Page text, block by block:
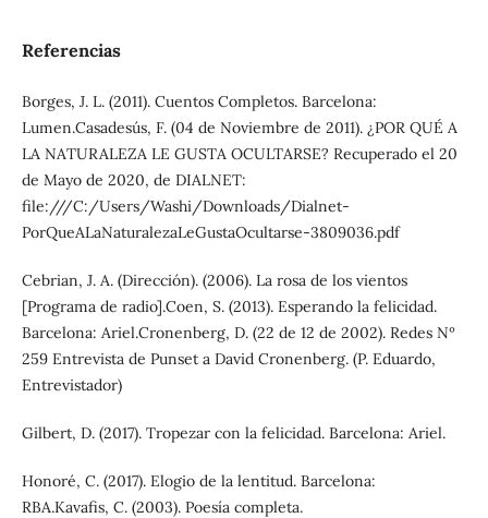
Referencias
Borges, J. L. (2011). Cuentos Completos. Barcelona:
Lumen.Casadesús, F. (04 de Noviembre de 2011). ¿POR QUÉ A
LA NATURALEZA LE GUSTA OCULTARSE? Recuperado el 20
de Mayo de 2020, de DIALNET:
file:///C:/Users/Washi/Downloads/Dialnet-
PorQueALaNaturalezaLeGustaOcultarse-3809036.pdf
Cebrian, J. A. (Dirección). (2006). La rosa de los vientos
[Programa de radio].Coen, S. (2013). Esperando la felicidad.
Barcelona: Ariel.Cronenberg, D. (22 de 12 de 2002). Redes Nº
259 Entrevista de Punset a David Cronenberg. (P. Eduardo,
Entrevistador)
Gilbert, D. (2017). Tropezar con la felicidad. Barcelona: Ariel.
Honoré, C. (2017). Elogio de la lentitud. Barcelona:
RBA.Kavafis, C. (2003). Poesía completa.